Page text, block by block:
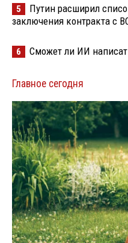
5
Путин расширил
заключения контракта с
6 Сможет ли ИИ
Главное сегодня